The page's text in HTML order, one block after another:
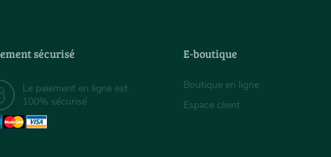
sécurisé
Le paiement en ligne est
100% sécurisé
E-boutique
Boutique en ligne
Espace client